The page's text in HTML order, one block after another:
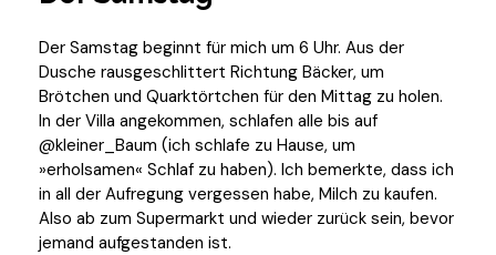
Der Samstag beginnt für mich um 6 Uhr. Aus der
Dusche rausgeschlittert Richtung Bäcker, um
Brötchen und Quarktörtchen für den Mittag zu holen.
In der Villa angekommen, schlafen alle bis auf
@kleiner_Baum (ich schlafe zu Hause, um
»erholsamen« Schlaf zu haben). Ich bemerkte, dass ich
in all der Aufregung vergessen habe, Milch zu kaufen.
Also ab zum Supermarkt und wieder zurück sein, bevor
jemand aufgestanden ist.